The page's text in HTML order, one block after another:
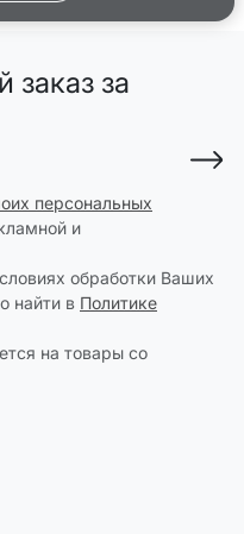
заказ за
персональных
и
обработки Ваших
найти в Политике
на товары со